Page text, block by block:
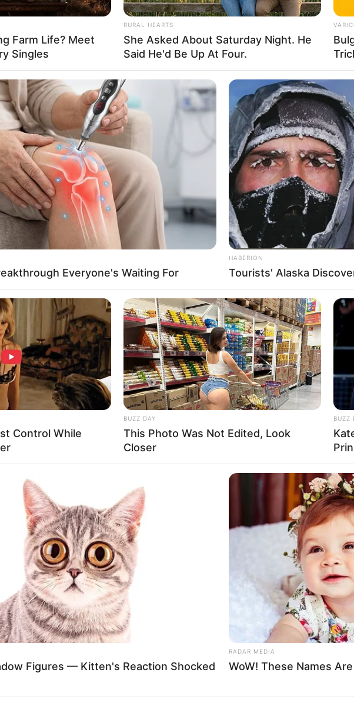
Clarissa ‘Punipun’
Cosplayer yang Juga
26 Mei 2020
TWEET SHARE WHATSAPP LINE
anggota komunitas jejepangan dan sering datang dalam event-eventnya
kontennya di media sosial, pasti sudah tak asing lagi dengan nama Punipun.
fotonya sering tersebar dengan memakai kostum yang mirip dengan anime.
sangat terkenal dikalangan pecinta kartun jepang tersebut.
pemilik nama asli Clarissa Widjaya ini juga terkenal sebagai atlet esports
lho! Ia memang diketahui hobi bermain game seperti Mobile Legends,
dan lain-lain.
terhadap game sejak kecil membawanya ke karir hingga dewasa.
didapuk sebagai brand ambassador untuk tim esports Geek Fam ID.
aksi cosplaynya di Instagram, ia kini telah mengumpulkan sebanyak 342 ribu
selalu dibajiri komentar dan pujian para penggemarnya yang tak tahan dengan
kamu yang juga ingin melihat manisnya Punipun? Cek 10 potretnya berikut
di Dunia Hiburan, Ini 10 Artis Asal Surabaya yang Sukses &
Asal
Baca selengkapnya
1992, wanita yang kerap tampil imut ini ternyata sudah 27
Farm Life? Meet
Singles
RURAL HEARTS
She Asked About Saturday Night. He
Said He'd Be Up At Four.
Everyone's Waiting For
HABERION
Tourists' Alaska
Control While
BUZZ DAY
This Photo Was Not Edited, Look
Closer
BUZZ
Figures — Kitten's Reaction Shocked
RADAR MEDIA
WoW! These Names